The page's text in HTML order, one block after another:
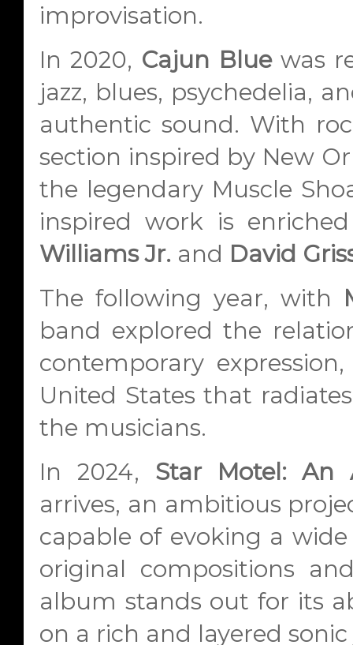
improvisation.
In 2020, Cajun Bluewas
jazz, blues, psychedelia,
authentic sound. With
section inspired by New
the legendary Muscle
inspired work is
Williams Jr. and David
The following year, with
band explored the
contemporary
United States that
the musicians.
In 2024, Star Motel: An
arrives, an ambitious
capable of evoking a
original compositions
album stands out for its
on a rich and layered